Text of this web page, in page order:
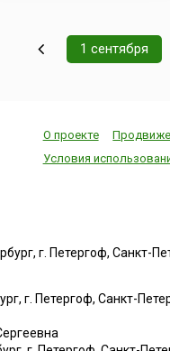
1 сентября
О проекте
Условия
г. Петергоф, Санкт-
г. Петергоф, Санкт-